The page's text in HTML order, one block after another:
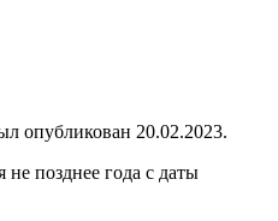
опубликован 20.02.2023.
позднее года с даты